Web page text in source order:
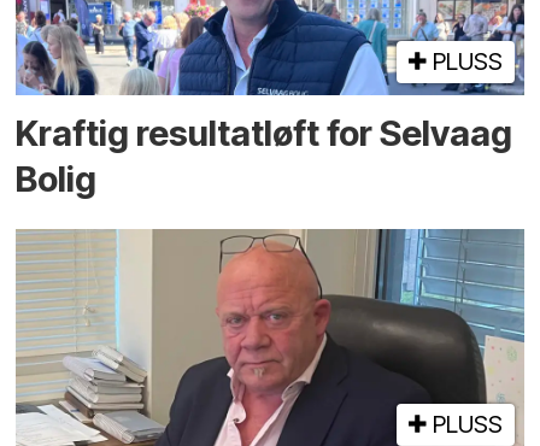
PLUSS
Kraftig resultatløft for Selvaag
Bolig
PLUSS